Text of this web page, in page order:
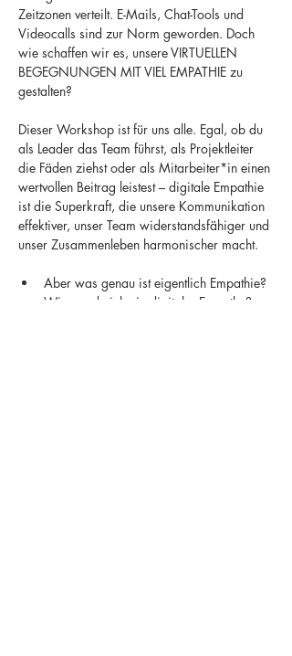
Zeitzonen verteilt. E-Mails, Chat-Tools und
Videocalls sind zur Norm geworden. Doch
wie schaffen wir es, unsere VIRTUELLEN
BEGEGNUNGEN MIT VIEL EMPATHIE zu
gestalten?
Dieser Workshop ist für uns alle. Egal, ob du
als Leader das Team führst, als Projektleiter
die Fäden ziehst oder als Mitarbeiter*in einen
wertvollen Beitrag leistest – digitale Empathie
ist die Superkraft, die unsere Kommunikation
effektiver, unser Team widerstandsfähiger und
unser Zusammenleben harmonischer macht.
Aber was genau ist eigentlich Empathie?
Wie werde ich ein digitaler Empathe?